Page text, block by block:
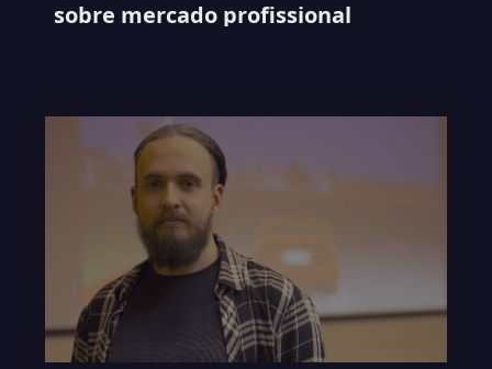
sobre mercado profissional